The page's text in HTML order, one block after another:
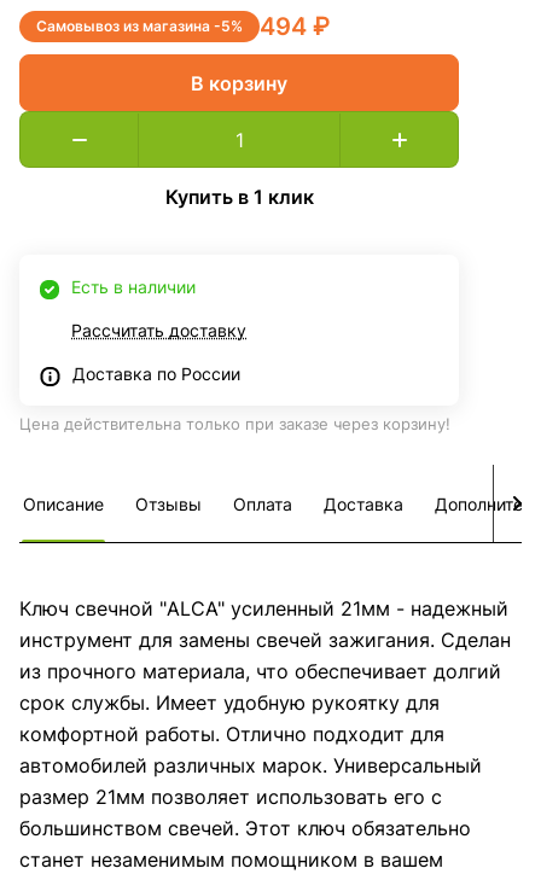
Самовывоз из магазина -5% 494 ₽
В корзину
Купить в 1 клик
Есть в наличии
Рассчитать доставку
Доставка по России
Цена действительна только при заказе через корзину!
Описание Отзывы Оплата Доставка
Ключ свечной "ALCA" усиленный 21мм - надежный
инструмент для замены свечей зажигания. Сделан
из прочного материала, что обеспечивает долгий
срок службы. Имеет удобную рукоятку для
комфортной работы. Отлично подходит для
автомобилей различных марок. Универсальный
размер 21мм позволяет использовать его с
большинством свечей. Этот ключ обязательно
станет незаменимым помощником в вашем